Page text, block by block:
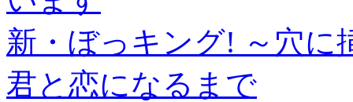
新・ぼっキング! ～穴に
君と恋になるまで